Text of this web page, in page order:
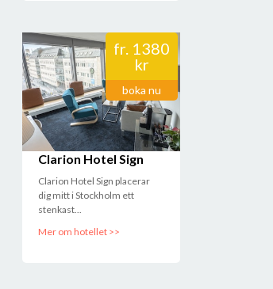
fr. 1380
kr
boka nu
Clarion Hotel Sign
Clarion Hotel Sign placerar
dig mitt i Stockholm ett
stenkast...
Mer om hotellet >>